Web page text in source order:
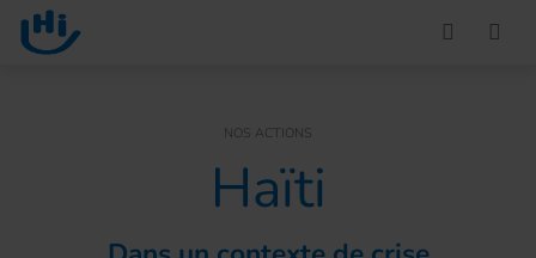
Go to main content
NOS ACTIONS
Haïti